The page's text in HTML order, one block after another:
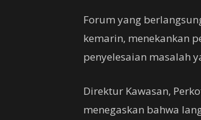
Forum yang
kemarin, menekankan
penyelesaian masalah
Direktur Kawasan,
menegaskan bahwa